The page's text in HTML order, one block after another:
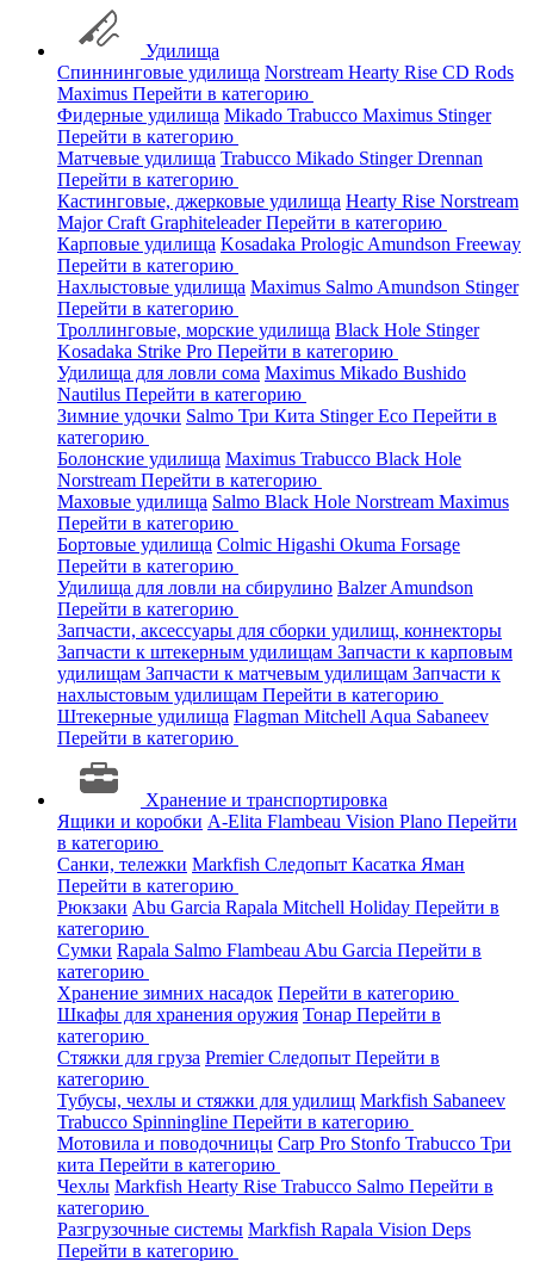
Удилища
Спиннинговые удилища Norstream Hearty Rise CD Rods
Maximus Перейти в категорию
Фидерные удилища Mikado Trabucco Maximus Stinger
Перейти в категорию
Матчевые удилища Trabucco Mikado StingerDrennan
Перейти в категорию
Кастинговые, джерковые удилища Hearty Rise Norstream
Major Craft GraphiteleaderПерейти в категорию
Карповые удилища Kosadaka Prologic Amundson Freeway
Перейти в категорию
Нахлыстовые удилища Maximus Salmo Amundson Stinger
Перейти в категорию
Троллинговые, морские удилища Black Hole Stinger
Kosadaka Strike Pro Перейти в категорию
Удилища для ловли сома Maximus Mikado Bushido
Nautilus Перейти в категорию
Зимние удочки Salmo Три Кита StingerEco Перейти в
категорию
Болонские удилища Maximus Trabucco Black Hole
Norstream Перейти в категорию
Маховые удилища Salmo Black Hole Norstream Maximus
Перейти в категорию
Бортовые удилища Colmic Higashi Okuma Forsage
Перейти в категорию
Удилища для ловли на сбирулино BalzerAmundson
Перейти в категорию
Запчасти, аксессуары для сборки удилищ, коннекторы
Запчасти к штекерным удилищам Запчасти к карповым
удилищам Запчасти к матчевым удилищам Запчасти к
нахлыстовым удилищам Перейти в категорию
Штекерные удилища Flagman Mitchell Aqua Sabaneev
Перейти в категорию
Хранение и транспортировка
Ящики и коробки A-Elita Flambeau Vision Plano Перейти
в категорию
Санки, тележки Markfish Следопыт Касатка Яман
Перейти в категорию
Рюкзаки Abu Garcia Rapala Mitchell Holiday Перейти в
категорию
Сумки Rapala Salmo Flambeau Abu Garcia Перейти в
категорию
Хранение зимних насадок Перейти в категорию
Шкафы для хранения оружия Тонар Перейти в
категорию
Стяжки для груза PremierСледопыт Перейти в
категорию
Тубусы, чехлы и стяжки для удилищ Markfish Sabaneev
Trabucco Spinningline Перейти в категорию
Мотовила и поводочницы Carp Pro Stonfo Trabucco Три
кита Перейти в категорию
Чехлы Markfish Hearty Rise Trabucco Salmo Перейти в
категорию
Разгрузочные системы Markfish Rapala Vision Deps
Перейти в категорию